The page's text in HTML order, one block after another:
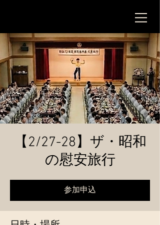
【2/27-28】ザ・昭和
の慰安旅行
参加申込